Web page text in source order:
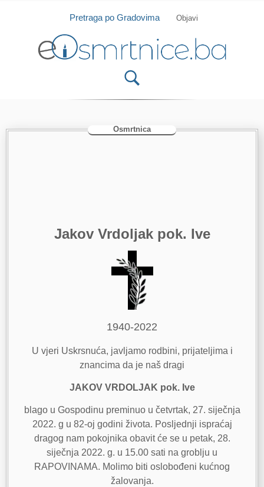
Isprobajte našu Android i IOS aplikaciju
Pretraga po Gradovima Objavi
Osmrtnica
Jakov Vrdoljak pok. Ive
1940-2022
U vjeri Uskrsnuća, javljamo rodbini, prijateljima i
znancima da je naš dragi
JAKOV VRDOLJAK pok. Ive
blago u Gospodinu preminuo u četvrtak, 27. siječnja
2022. g u 82-oj godini života. Posljednji ispraćaj
dragog nam pokojnika obavit će se u petak, 28.
siječnja 2022. g. u 15.00 sati na groblju u
RAPOVINAMA. Molimo biti oslobođeni kućnog
žalovanja.